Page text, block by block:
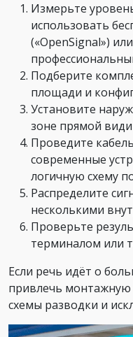
Измерьте
использовать
(«OpenSignal»)
Подберите
площади и
Установите
зоне прямой
Проведите
современные
логичную схему
Распределите
несколькими
Проверьте
терминалом или
Если речь идёт о
привлечь монтажную
схемы разводки и